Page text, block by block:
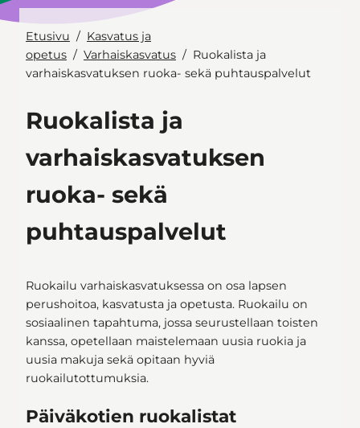
Etusivu
Kasvatus ja
opetus
Varhaiskasvatus
Ruokalista ja
varhaiskasvatuksen ruoka- sekä puhtauspalvelut
Ruokalista ja
varhaiskasvatuksen
ruoka- sekä
puhtauspalvelut
Ruokailu varhaiskasvatuksessa on osa lapsen
perushoitoa, kasvatusta ja opetusta. Ruokailu on
sosiaalinen tapahtuma, jossa seurustellaan toisten
kanssa, opetellaan maistelemaan uusia ruokia ja
uusia makuja sekä opitaan hyviä
ruokailutottumuksia.
Päiväkotien ruokalistat